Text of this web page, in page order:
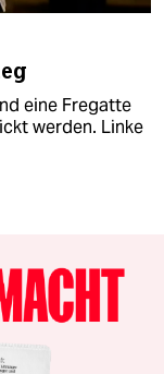
eine Fregatte
werden. Linke